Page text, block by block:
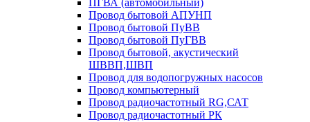
ПГВА (автомобильный)
Провод бытовой АПУНП
Провод бытовой ПуВВ
Провод бытовой ПуГВВ
Провод бытовой, акустический
ШВВП,ШВП
Провод для водопогружных насосов
Провод компьютерный
Провод радиочастотный RG,САТ
Провод радиочастотный РК